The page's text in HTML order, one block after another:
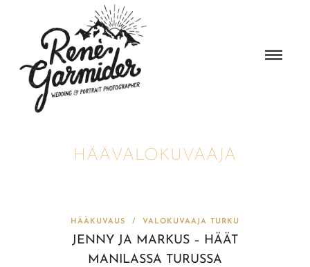
HÄÄVALOKUVAAJA
HÄÄKUVAUS / VALOKUVAAJA TURKU
JENNY JA MARKUS – HÄÄT
MANILASSA TURUSSA